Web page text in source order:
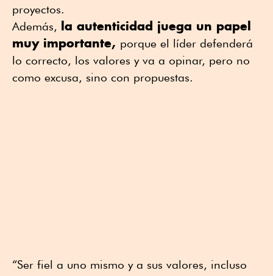
proyectos.
Además, la autenticidad juega un papel
muy importante, porque el líder defenderá
lo correcto, los valores y va a opinar, pero no
como excusa, sino con propuestas.
“Ser fiel a uno mismo y a sus valores, incluso